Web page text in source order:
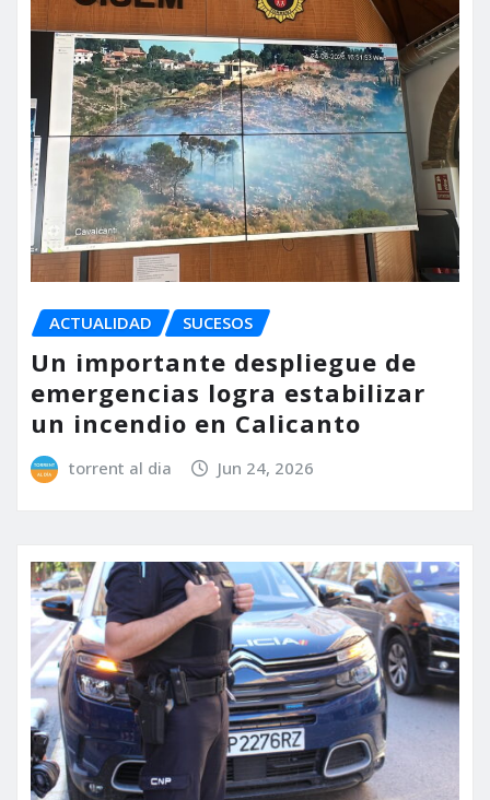
ACTUALIDAD SUCESOS
Un importante despliegue de
emergencias logra estabilizar
un incendio en Calicanto
torrent al dia Jun 24, 2026